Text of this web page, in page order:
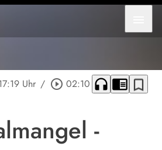
Uhr / play_circle_outline 02:10 headphones chrome_reader_mode bookmark_border
-